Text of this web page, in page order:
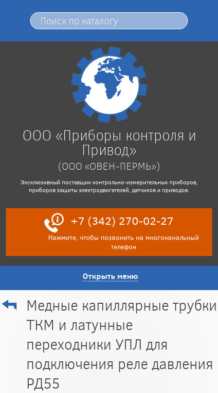
ООО «Приборы контроля и
Привод»
(ООО «ОВЕН-ПЕРМЬ»)
Эксклюзивный поставщик контрольно-измерительных приборов,
приборов защиты электродвигателей, датчиков и приводов.
+7 (342) 270-02-27
Нажмите, чтобы позвонить на многоканальный
телефон
Открыть меню
Медные капиллярные трубки
ТКМ и латунные
переходники УПЛ для
подключения реле давления
РД55